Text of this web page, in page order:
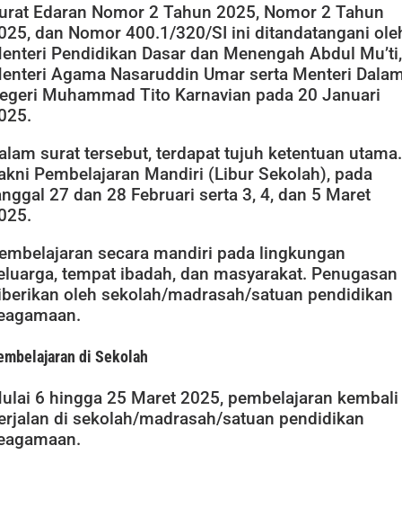
Edaran Nomor 2 Tahun 2025, Nomor 2 Tahun
dan Nomor 400.1/320/SI ini ditandatangani
Pendidikan Dasar dan Menengah Abdul Mu’ti,
Agama Nasaruddin Umar serta Menteri
Muhammad Tito Karnavian pada 20 Januari
surat tersebut, terdapat tujuh ketentuan utama.
Pembelajaran Mandiri (Libur Sekolah), pada
27 dan 28 Februari serta 3, 4, dan 5 Maret
secara mandiri pada lingkungan
tempat ibadah, dan masyarakat. Penugasan
oleh sekolah/madrasah/satuan pendidikan
di Sekolah
6 hingga 25 Maret 2025, pembelajaran kembali
di sekolah/madrasah/satuan pendidikan